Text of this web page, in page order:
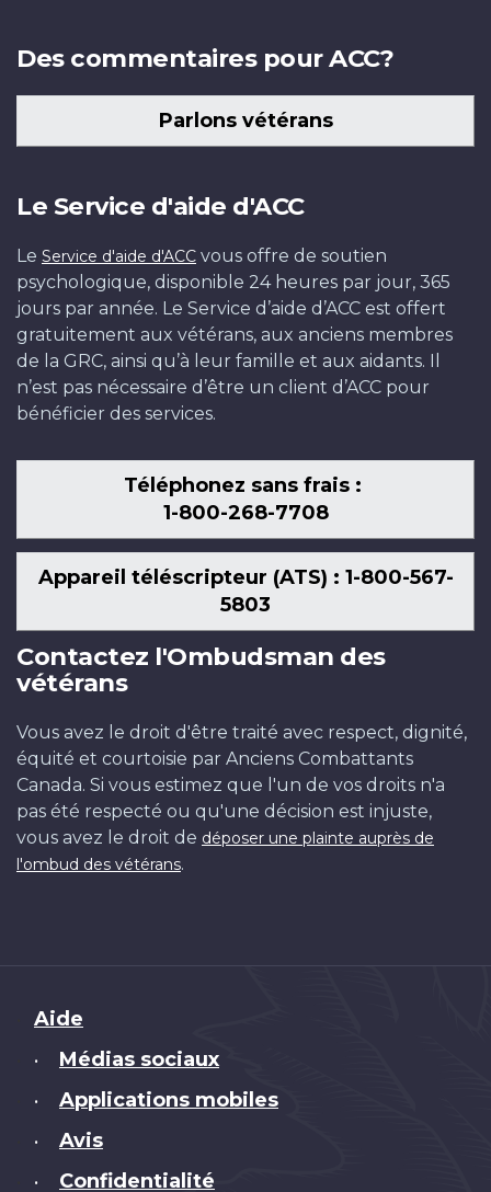
Des commentaires pour ACC?
Parlons vétérans
Le Service d'aide d'ACC
Le Service d'aide d'ACC vous offre de soutien
psychologique, disponible 24 heures par jour, 365
jours par année. Le Service d’aide d’ACC est offert
gratuitement aux vétérans, aux anciens membres
de la GRC, ainsi qu’à leur famille et aux aidants. Il
n’est pas nécessaire d’être un client d’ACC pour
bénéficier des services.
Téléphonez sans frais :
1-800-268-7708
Appareil téléscripteur (ATS) : 1-800-567-
5803
Contactez l'Ombudsman des
vétérans
Vous avez le droit d'être traité avec respect, dignité,
équité et courtoisie par Anciens Combattants
Canada. Si vous estimez que l'un de vos droits n'a
pas été respecté ou qu'une décision est injuste,
vous avez le droit de déposer une plainte auprès de
l'ombud des vétérans.
Brand
Aide
• Médias sociaux
• Applications mobiles
• Avis
• Confidentialité